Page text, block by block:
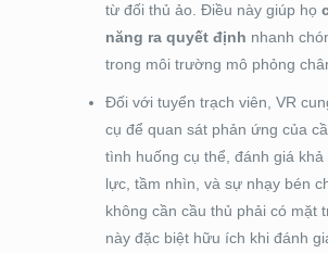
từ đối thủ ảo. Điều này giúp họ
năng ra quyết định nhanh
trong môi trường mô phỏng
Đối với tuyển trạch viên, VR
cụ để quan sát phản ứng của
tình huống cụ thể, đánh giá
lực, tầm nhìn, và sự nhạy bén
không cần cầu thủ phải có mặt
này đặc biệt hữu ích khi đánh